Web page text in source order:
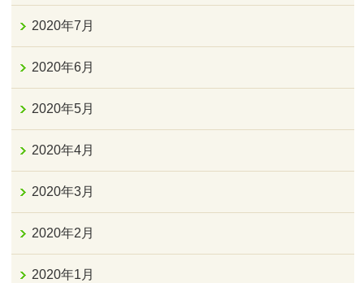
2020年7月
2020年6月
2020年5月
2020年4月
2020年3月
2020年2月
2020年1月